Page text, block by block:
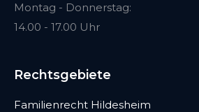
Montag - Donnerstag:
14.00 - 17.00 Uhr
Rechtsgebiete
Familienrecht Hildesheim